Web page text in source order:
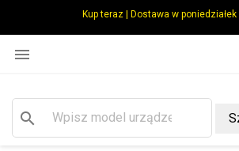
Kup teraz | Dostawa w poniedziałek

search